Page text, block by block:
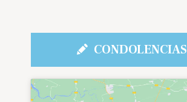
CONDOLENCIAS